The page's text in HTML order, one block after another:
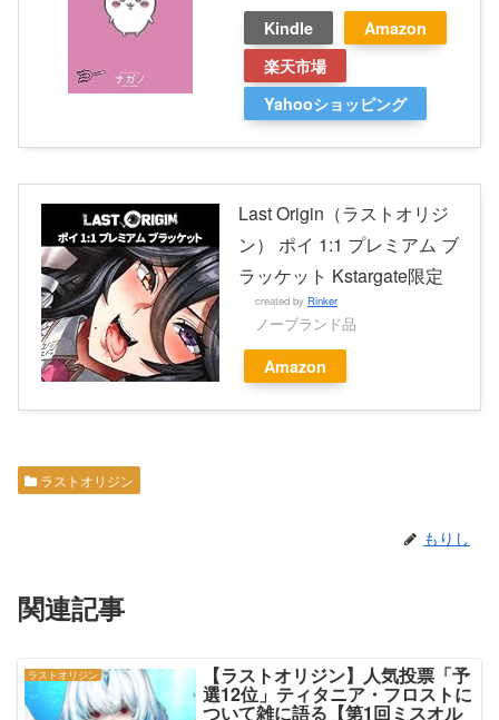
Kindle
Amazon
楽天市場
Yahooショッピング
Last Origin（ラストオリジ
ン） ポイ 1:1 プレミアム ブ
ラッケット Kstargate限定
created by Rinker
ノーブランド品
Amazon
ラストオリジン
もりし
関連記事
ラストオリジン 【ラストオリジン】人気投票「予
選12位」ティタニア・フロストに
ついて雑に語る【第1回ミスオル